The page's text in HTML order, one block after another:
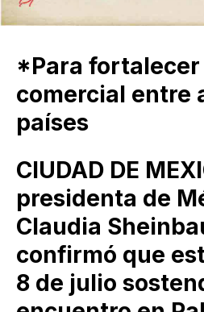
*Para fortalecer
comercial entre
países
CIUDAD DE
presidenta de
Claudia
confirmó que
8 de julio